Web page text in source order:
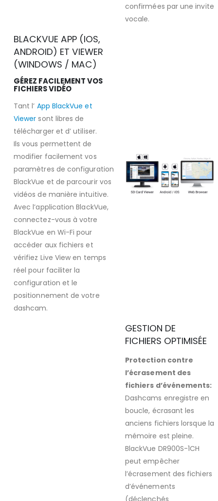
confirmées par une invite
vocale.
BLACKVUE APP (IOS,
ANDROID) ET VIEWER
(WINDOWS / MAC)
GÉREZ FACILEMENT VOS
FICHIERS VIDÉO
Tant l’ App BlackVue et
Viewer sont libres de
télécharger et d’ utiliser.
Ils vous permettent de
modifier facilement vos
paramètres de configuration
BlackVue et de parcourir vos
vidéos de manière intuitive.
Avec l’application BlackVue,
connectez-vous à votre
BlackVue en Wi-Fi pour
accéder aux fichiers et
vérifiez Live View en temps
réel pour faciliter la
configuration et le
positionnement de votre
dashcam.
GESTION DE
FICHIERS OPTIMISÉE
Protection contre
l’écrasement des
fichiers d’événements:
Dashcams enregistre en
boucle, écrasant les
anciens fichiers lorsque la
mémoire est pleine.
BlackVue DR900S-1CH
peut empêcher
l’écrasement des fichiers
d’événements
(déclenchés